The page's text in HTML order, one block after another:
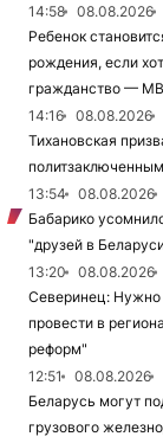
14:58
08.08.2026
Ребенок
рождения, если
гражданство —
14:16
08.08.2026
Тихановская
13:54
08.08.2026
Бабарико
"друзей в
13:20
08.08.2026
Северинец: Нужно
провести в
реформ"
12:51
08.08.2026
Беларусь могут
грузового